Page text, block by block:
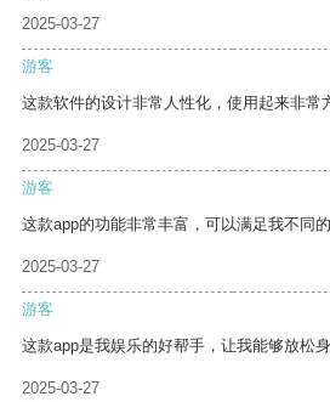
2025-03-27
游客
这款软件的设计非常人性化，使用起来非常
2025-03-27
游客
这款app的功能非常丰富，可以满足我不同的
2025-03-27
游客
这款app是我娱乐的好帮手，让我能够放松
2025-03-27